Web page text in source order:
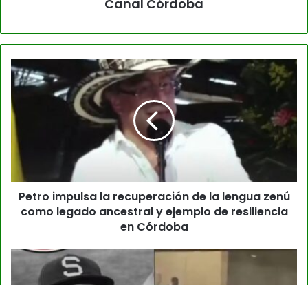
Canal Córdoba
Petro impulsa la recuperación de la lengua zenú
como legado ancestral y ejemplo de resiliencia
en Córdoba